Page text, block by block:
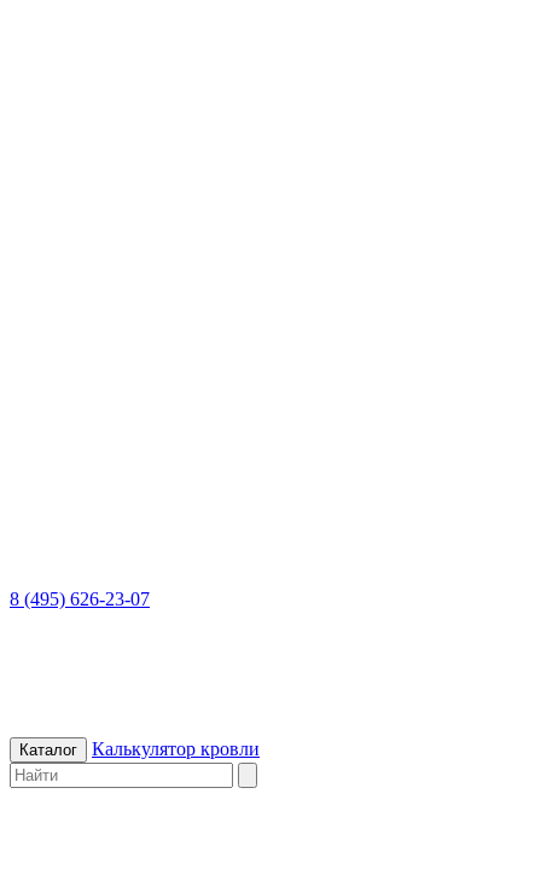
8 (495) 626-23-07
Каталог Калькулятор кровли